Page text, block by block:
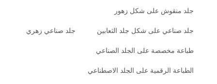
جلد منقوش على شكل زهور
جلد صناعي على شكل جلد الثعابين جلد صناعي زهري
طباعة مخصصة على الجلد الصناعي
الطباعة الرقمية على الجلد الاصطناعي